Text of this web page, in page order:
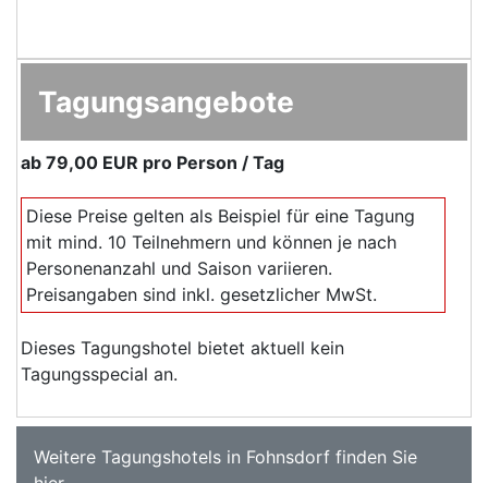
Tagungsangebote
ab 79,00 EUR pro Person / Tag
Diese Preise gelten als Beispiel für eine Tagung
mit mind. 10 Teilnehmern und können je nach
Personenanzahl und Saison variieren.
Preisangaben sind inkl. gesetzlicher MwSt.
Dieses Tagungshotel bietet aktuell kein
Tagungsspecial an.
Weitere Tagungshotels in Fohnsdorf finden Sie